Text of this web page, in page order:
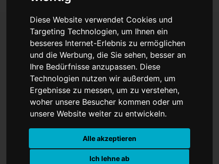
Diese Website verwendet Cookies und
Targeting Technologien, um Ihnen ein
besseres Internet-Erlebnis zu ermöglichen
und die Werbung, die Sie sehen, besser an
Ihre Bedürfnisse anzupassen. Diese
Technologien nutzen wir außerdem, um
Ergebnisse zu messen, um zu verstehen,
woher unsere Besucher kommen oder um
unsere Website weiter zu entwickeln.
Alle akzeptieren
Ich lehne ab
Celebrating Picasso.
Künstler - Mensch - Genie
(?) Ausstellung im Picasso
- Museum in
Münster/Westfalen